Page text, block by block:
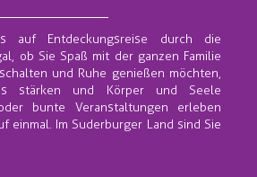
auf Entdeckungsreise durch die
ob Sie Spaß mit der ganzen Familie
und Ruhe genießen möchten,
stärken und Körper und Seele
bunte Veranstaltungen erleben
einmal. Im Suderburger Land sind Sie